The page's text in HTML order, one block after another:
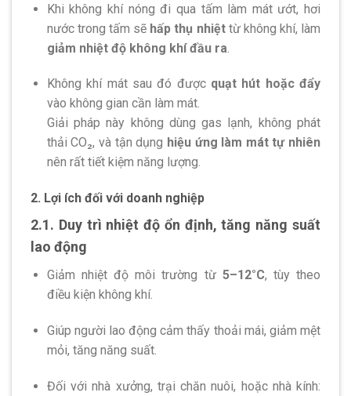
Khi không khí nóng đi qua tấm làm mát ướt, hơi
nước trong tấm sẽ hấp thụ nhiệttừ không khí, làm
giảm nhiệt độ không khí đầu ra
Không khí mát sau đó được quạt hút hoặc đẩy
vào không gian cần làm mát.
Giải pháp này không dùng gas lạnh, không phát
thải CO₂, và tận dụng hiệu ứng làm mát tự nhiên
nên rất tiết kiệm năng lượng.
2. Lợi ích đối với doanh nghiệp
2.1. Duy trì nhiệt độ ổn định, tăng năng suất
lao động
Giảm nhiệt độ môi trường từ 5–12°C, tùy theo
điều kiện không khí.
Giúp người lao động cảm thấy thoải mái, giảm mệt
mỏi, tăng năng suất.
Đối với nhà xưởng, trại chăn nuôi, hoặc nhà kính: